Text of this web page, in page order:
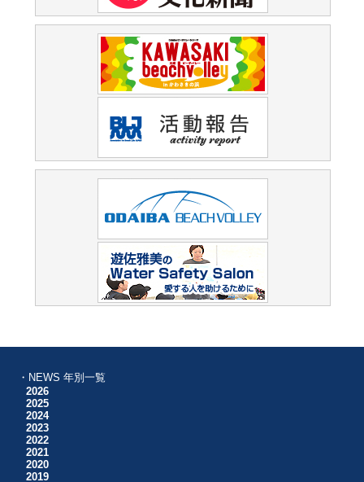
・NEWS 年別一覧
2026
2025
2024
2023
2022
2021
2020
2019